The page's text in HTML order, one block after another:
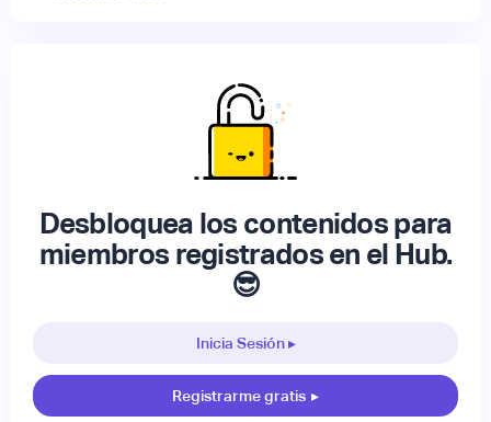
Desbloquea los contenidos para
miembros registrados en el Hub.
😎
Inicia Sesión ▸
Registrarme gratis ▸